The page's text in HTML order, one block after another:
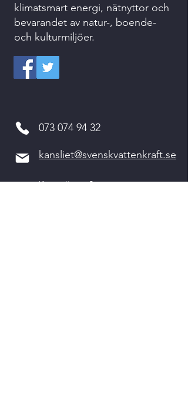
klimatsmart energi, nätnyttor och
bevarandet av natur-, boende-
och kulturmiljöer.
073 074 94 32
kansliet@svenskvattenkraft.se
Kvarnvägen 2